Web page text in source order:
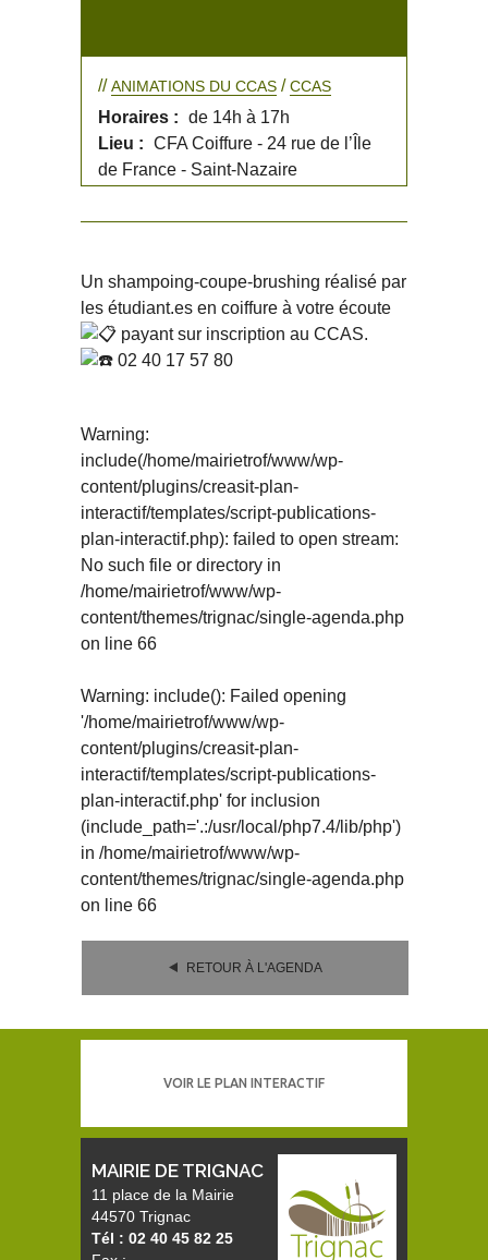
//ANIMATIONS DU CCAS /CCAS
Horaires : de 14h à 17h
Lieu : CFA Coiffure - 24 rue de l’Île
de France - Saint-Nazaire
Un shampoing-coupe-brushing réalisé par
les étudiant.es en coiffure à votre écoute
payant sur inscription au CCAS.
02 40 17 57 80
Warning:
include(/home/mairietrof/www/wp-
content/plugins/creasit-plan-
interactif/templates/script-publications-
plan-interactif.php): failed to open stream:
No such file or directory in
/home/mairietrof/www/wp-
content/themes/trignac/single-agenda.php
on line 66
Warning: include(): Failed opening
'/home/mairietrof/www/wp-
content/plugins/creasit-plan-
interactif/templates/script-publications-
plan-interactif.php' for inclusion
(include_path='.:/usr/local/php7.4/lib/php')
in /home/mairietrof/www/wp-
content/themes/trignac/single-agenda.php
on line 66
RETOUR À L'AGENDA
VOIR LE PLAN INTERACTIF
MAIRIE DE TRIGNAC
11 place de la Mairie
44570 Trignac
Tél : 02 40 45 82 25